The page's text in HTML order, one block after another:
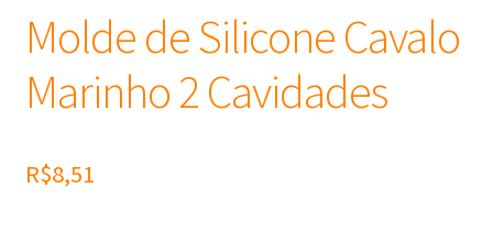
Molde de Silicone Cavalo
Marinho 2 Cavidades
R$8,51